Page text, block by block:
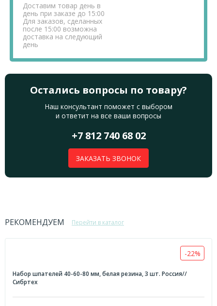
Доставим товар день в
день при заказе до 15:00
Для заказов, сделанных
после 15:00 возможна
доставка на следующий
день
Остались вопросы по товару?
Наш консультант поможет с выбором
и ответит на все ваши вопросы
+7 812 740 68 02
ЗАКАЗАТЬ ЗВОНОК
РЕКОМЕНДУЕМ Перейти в каталог
-22%
Набор шпателей 40-60-80 мм, белая резина, 3 шт. Россия//
Сибртех